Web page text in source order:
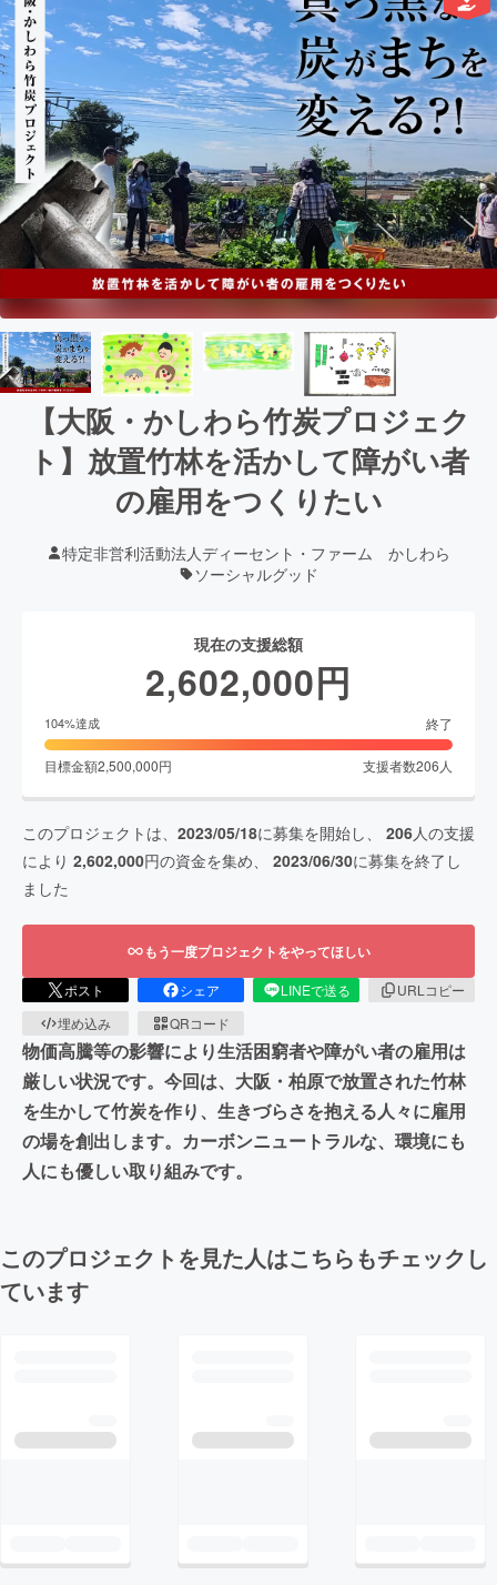
【大阪・かしわら竹炭プロジェク
ト】放置竹林を活かして障がい者
の雇用をつくりたい
特定非営利活動法人ディーセント・ファーム かしわら
ソーシャルグッド
現在の支援総額
2,602,000円
104%達成 終了
目標金額2,500,000円 支援者数206 人
このプロジェクトは、 2023/05/18に募集を開始し、 206人の支援
により 2,602,000円の資金を集め、 2023/06/30に募集を終了し
ました
もう一度プロジェクトをやってほしい
ポスト シェア LINEで送る
URLコピー
埋め込み
QRコード
物価高騰等の影響により生活困窮者や障がい者の雇用は
厳しい状況です。今回は、大阪・柏原で放置された竹林
を生かして竹炭を作り、生きづらさを抱える人々に雇用
の場を創出します。カーボンニュートラルな、環境にも
人にも優しい取り組みです。
このプロジェクトを見た人はこちらもチェックし
ています